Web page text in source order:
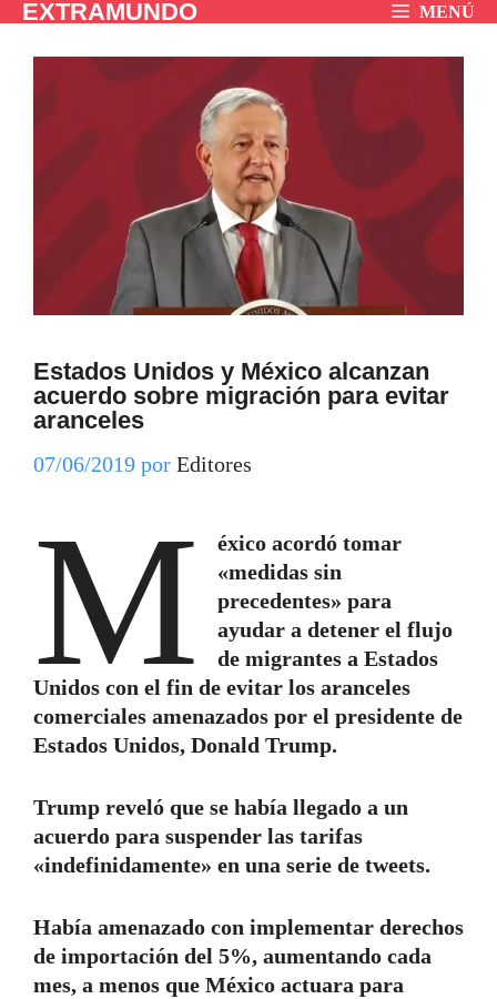
SaltarEXTRAMUNDO MENÚ
Estados Unidos y México alcanzan
acuerdo sobre migración para evitar
aranceles
07/06/2019 por Editores
M
éxico acordó tomar
«medidas sin
precedentes» para
ayudar a detener el flujo
de migrantes a Estados
Unidos con el fin de evitar los aranceles
comerciales amenazados por el presidente de
Estados Unidos, Donald Trump.
Trump reveló que se había llegado a un
acuerdo para suspender las tarifas
«indefinidamente» en una serie de tweets.
Había amenazado con implementar derechos
de importación del 5%, aumentando cada
mes, a menos que México actuara para